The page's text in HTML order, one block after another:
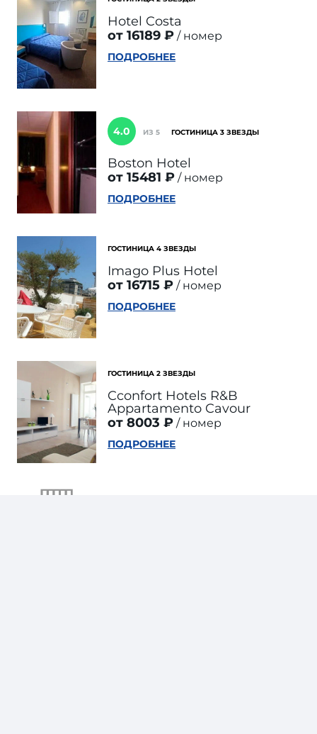
Hotel Costa
от 16189 ₽
номер
ПОДРОБНЕЕ
4.0 ИЗ 5 ГОСТИНИЦА 3 ЗВЕЗДЫ
Boston Hotel
от 15481 ₽
номер
ПОДРОБНЕЕ
ГОСТИНИЦА 4 ЗВЕЗДЫ
Imago Plus Hotel
от 16715 ₽
номер
ПОДРОБНЕЕ
ГОСТИНИЦА 2 ЗВЕЗДЫ
Cconfort Hotels R&B
Appartamento Cavour
от 8003 ₽
номер
ПОДРОБНЕЕ